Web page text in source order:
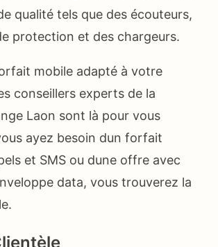
qualité tels que des écouteurs,
protection et des chargeurs.
mobile adapté à votre
conseillers experts de la
Laon sont là pour vous
ayez besoin dun forfait
et SMS ou dune offre avec
data, vous trouverez la